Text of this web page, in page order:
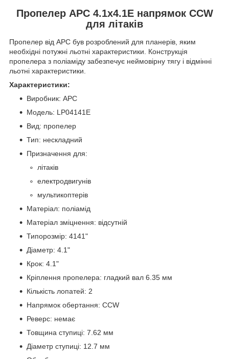
Пропелер APC 4.1x4.1E напрямок CCW
для літаків
Пропелер від APC був розроблений для планерів, яким
необхідні потужні льотні характеристики. Конструкція
пропелера з поліаміду забезпечує неймовірну тягу і відмінні
льотні характеристики.
Характеристики:
Виробник: APC
Модель: LP04141E
Вид: пропелер
Тип: нескладний
Призначення для:
літаків
електродвигунів
мультикоптерів
Матеріал: поліамід
Матеріал зміцнення: відсутній
Типорозмір: 4141"
Діаметр: 4.1"
Крок: 4.1"
Кріплення пропелера: гладкий вал 6.35 мм
Кількість лопатей: 2
Напрямок обертання: CCW
Реверс: немає
Товщина ступиці: 7.62 мм
Діаметр ступиці: 12.7 мм